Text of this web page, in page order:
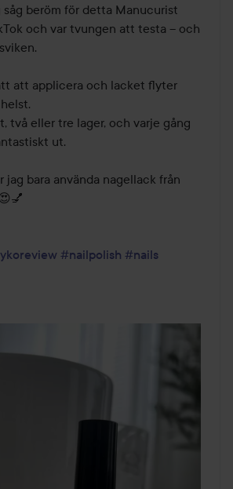
beröm för detta Manucurist
och var tvungen att testa – och
att applicera och lacket flyter
två eller tre lager, och varje gång
ut.
jag bara använda nagellack från
#nailpolish #nails